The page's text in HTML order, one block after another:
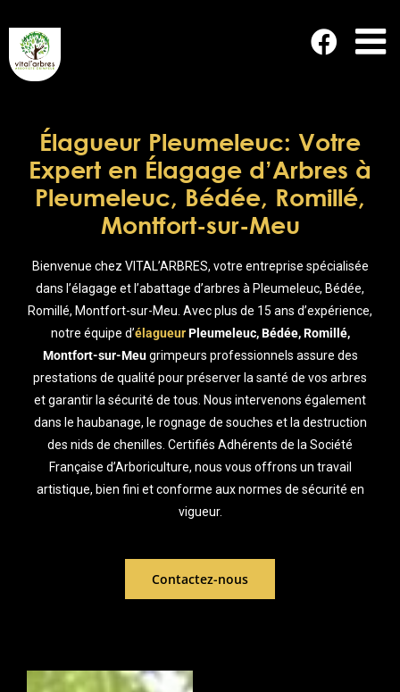
au
contenu
Élagueur Pleumeleuc: Votre
Expert en Élagage d’Arbres à
Pleumeleuc, Bédée, Romillé,
Montfort-sur-Meu
Bienvenue chez VITAL’ARBRES, votre entreprise spécialisée
dans l’élagage et l’abattage d’arbres à Pleumeleuc, Bédée,
Romillé, Montfort-sur-Meu. Avec plus de 15 ans d’expérience,
notre équipe d’élagueurPleumeleuc, Bédée, Romillé,
Montfort-sur-Meugrimpeurs professionnels assure des
prestations de qualité pour préserver la santé de vos arbres
et garantir la sécurité de tous. Nous intervenons également
dans le haubanage, le rognage de souches et la destruction
des nids de chenilles. Certifiés Adhérents de la Société
Française d’Arboriculture, nous vous offrons un travail
artistique, bien fini et conforme aux normes de sécurité en
vigueur.
Contactez-nous